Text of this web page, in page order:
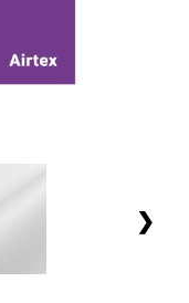
❯